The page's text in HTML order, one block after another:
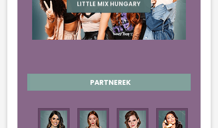
LITTLE MIX HUNGARY
PARTNEREK